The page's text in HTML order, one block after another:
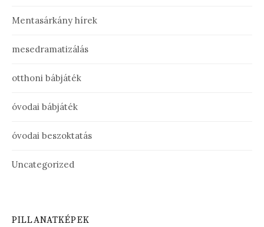
Mentasárkány hírek
mesedramatizálás
otthoni bábjáték
óvodai bábjáték
óvodai beszoktatás
Uncategorized
PILLANATKÉPEK